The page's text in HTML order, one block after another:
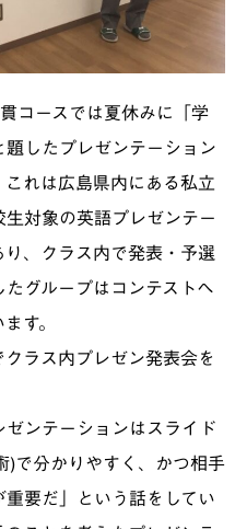
コースでは夏休みに「学
したプレゼンテーション
れは広島県内にある私立
対象の英語プレゼンテー
、クラス内で発表・予選
グループはコンテストへ
す。
ラス内プレゼン発表会を
ンテーションはスライド
)で分かりやすく、かつ相手
要だ」という話をしてい